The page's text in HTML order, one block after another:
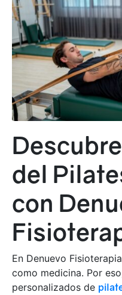
del
con
En Denuevo
como medicina. Por
personalizados de